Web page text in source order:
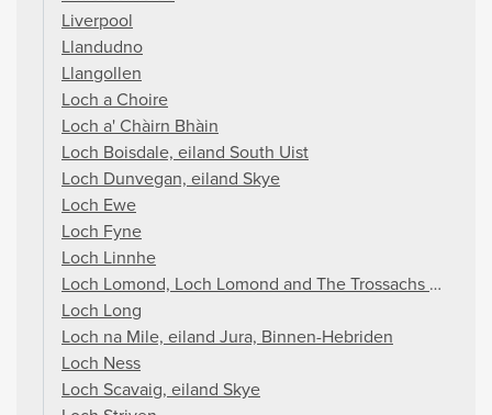
Liverpool
Llandudno
Llangollen
Loch a Choire
Loch a' Chàirn Bhàin
Loch Boisdale, eiland South Uist
Loch Dunvegan, eiland Skye
Loch Ewe
Loch Fyne
Loch Linnhe
Loch Lomond, Loch Lomond and The Trossachs
Loch Long
Loch na Mile, eiland Jura, Binnen-Hebriden
Loch Ness
Loch Scavaig, eiland Skye